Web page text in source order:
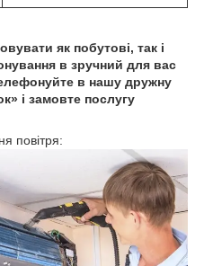
як побутові, так і
в зручний для вас
в нашу дружну
і замовте послугу
повітря: